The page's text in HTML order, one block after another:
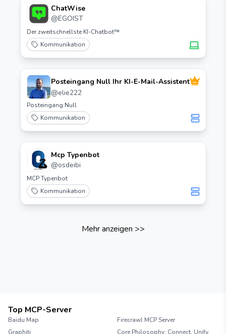
ChatWise
@EGOIST
Der zweitschnellste KI-Chatbot™
Kommunikation
Posteingang Null Ihr KI-E-Mail-Assistent
@elie222
Posteingang Null
Kommunikation
Mcp Typenbot
@osdeibi
MCP Typenbot
Kommunikation
Mehr anzeigen >>
Top MCP-Server
Baidu Map
Firecrawl MCP Server
Graphiti
Core Philosophy: Connect, Unify,